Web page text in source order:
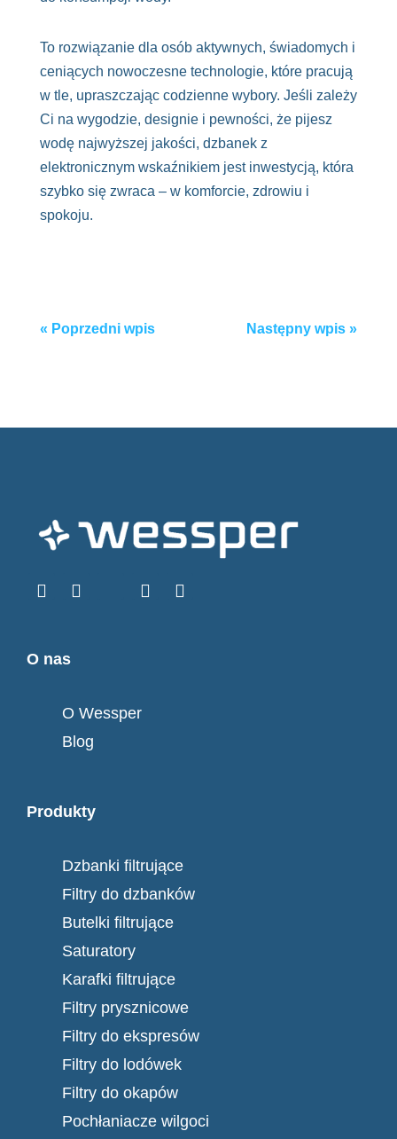
To rozwiązanie dla osób aktywnych, świadomych i
ceniących nowoczesne technologie, które pracują
w tle, upraszczając codzienne wybory. Jeśli zależy
Ci na wygodzie, designie i pewności, że pijesz
wodę najwyższej jakości, dzbanek z
elektronicznym wskaźnikiem jest inwestycją, która
szybko się zwraca – w komforcie, zdrowiu i
spokoju.
Post
« Poprzedni wpis Następny wpis»
O nas
O Wessper
Blog
Produkty
Dzbanki filtrujące
Filtry do dzbanków
Butelki filtrujące
Saturatory
Karafki filtrujące
Filtry prysznicowe
Filtry do ekspresów
Filtry do lodówek
Filtry do okapów
Pochłaniacze wilgoci